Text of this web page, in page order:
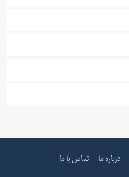
درباره ما تماس با ما